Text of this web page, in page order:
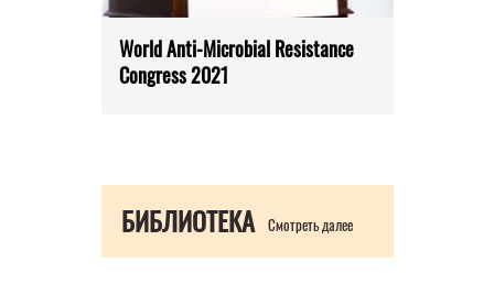
World Anti-Microbial Resistance
Congress 2021
БИБЛИОТЕКА Смотреть далее